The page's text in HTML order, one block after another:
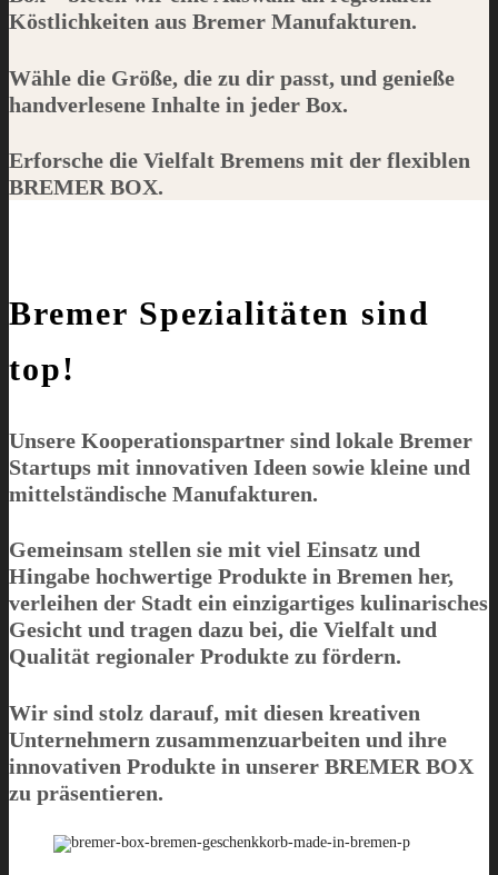
Köstlichkeiten aus Bremer Manufakturen.
Wähle die Größe, die zu dir passt, und genieße
handverlesene Inhalte in jeder Box.
Erforsche die Vielfalt Bremens mit der flexiblen
BREMER BOX.
Bremer Spezialitäten sind
top!
Unsere Kooperationspartner sind lokale Bremer
Startups mit innovativen Ideen sowie kleine und
mittelständische Manufakturen.
Gemeinsam stellen sie mit viel Einsatz und
Hingabe hochwertige Produkte in Bremen her,
verleihen der Stadt ein einzigartiges kulinarisches
Gesicht und tragen dazu bei, die Vielfalt und
Qualität regionaler Produkte zu fördern.
Wir sind stolz darauf, mit diesen kreativen
Unternehmern zusammenzuarbeiten und ihre
innovativen Produkte in unserer BREMER BOX
zu präsentieren.